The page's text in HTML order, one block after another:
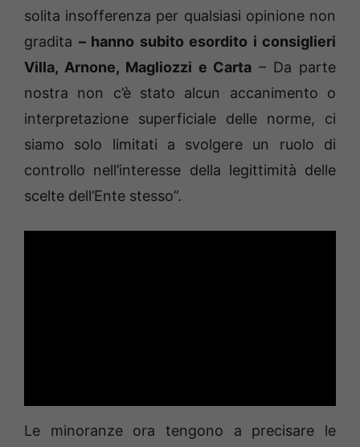
solita insofferenza per qualsiasi opinione non
gradita – hanno subito esordito i consiglieri
Villa, Arnone, Magliozzi e Carta – Da parte
nostra non c’è stato alcun accanimento o
interpretazione superficiale delle norme, ci
siamo solo limitati a svolgere un ruolo di
controllo nell’interesse della legittimità delle
scelte dell’Ente stesso”.
Le minoranze ora tengono a precisare le